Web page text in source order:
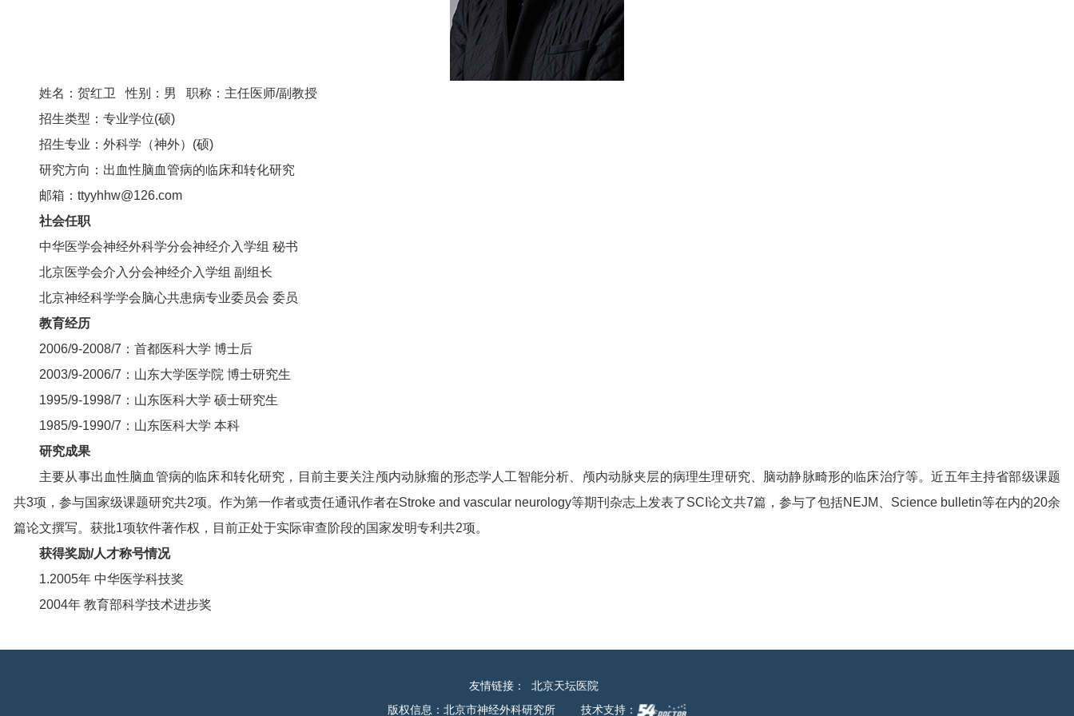
姓名：贺红卫 性别：男 职称：主任医师/副教授
招生类型：专业学位(硕)
招生专业：外科学（神外）(硕)
研究方向：出血性脑血管病的临床和转化研究
邮箱：ttyyhhw@126.com
社会任职
中华医学会神经外科学分会神经介入学组 秘书
北京医学会介入分会神经介入学组 副组长
北京神经科学学会脑心共患病专业委员会 委员
教育经历
2006/9-2008/7：首都医科大学 博士后
2003/9-2006/7：山东大学医学院 博士研究生
1995/9-1998/7：山东医科大学 硕士研究生
1985/9-1990/7：山东医科大学 本科
研究成果
主要从事出血性脑血管病的临床和转化研究，目前主要关注颅内动脉瘤的形态学人工智能分析、颅内动脉夹层的病理生理研究、脑动静脉畸形的临床治疗等。近五年主持省部级课题
共3项，参与国家级课题研究共2项。作为第一作者或责任通讯作者在Stroke and vascular neurology等期刊杂志上发表了SCI论文共7篇，参与了包括NEJM、Science bulletin等在内的20余
篇论文撰写。获批1项软件著作权，目前正处于实际审查阶段的国家发明专利共2项。
获得奖励/人才称号情况
1.2005年 中华医学科技奖
2004年 教育部科学技术进步奖
友情链接：
北京天坛医院
版权信息：北京市神经外科研究所 技术支持：